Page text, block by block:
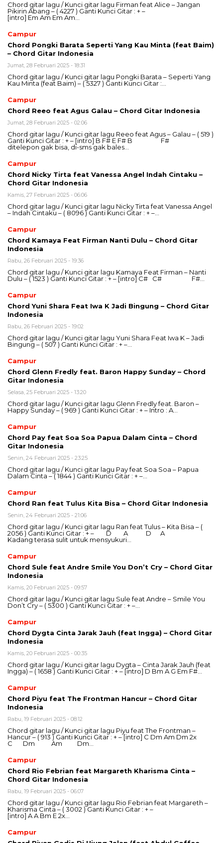
Chord gitar lagu / Kunci gitar lagu Firman feat Alice – Jangan
Pikirin Abang – ( 4227 ) Ganti Kunci Gitar : + –
[intro] Em Am Em Am…
Campur
Chord Pongki Barata Seperti Yang Kau Minta (feat Baim)
– Chord Gitar Indonesia
Jumat, 28 Februari 2025 - 18:31
Chord gitar lagu / Kunci gitar lagu Pongki Barata – Seperti Yang
Kau Minta (feat Baim) – ( 5327 ) Ganti Kunci Gitar :…
Campur
Chord Reeo feat Agus Galau – Chord Gitar Indonesia
Jumat, 28 Februari 2025 - 02:06
Chord gitar lagu / Kunci gitar lagu Reeo feat Agus – Galau – ( 519 )
Ganti Kunci Gitar : + – [intro] B F# E F# B F#
ditelepon gak bisa, di-sms gak bales…
Campur
Chord Nicky Tirta feat Vanessa Angel Indah Cintaku –
Chord Gitar Indonesia
Kamis, 27 Februari 2025 - 06:06
Chord gitar lagu / Kunci gitar lagu Nicky Tirta feat Vanessa Angel
– Indah Cintaku – ( 8096 ) Ganti Kunci Gitar : + –…
Campur
Chord Kamaya Feat Firman Nanti Dulu – Chord Gitar
Indonesia
Rabu, 26 Februari 2025 - 19:36
Chord gitar lagu / Kunci gitar lagu Kamaya Feat Firman – Nanti
Dulu – ( 1523 ) Ganti Kunci Gitar : + – [intro] C# C# F#…
Campur
Chord Yuni Shara Feat Iwa K Jadi Bingung – Chord Gitar
Indonesia
Rabu, 26 Februari 2025 - 19:02
Chord gitar lagu / Kunci gitar lagu Yuni Shara Feat Iwa K – Jadi
Bingung – ( 507 ) Ganti Kunci Gitar : + –…
Campur
Chord Glenn Fredly feat. Baron Happy Sunday – Chord
Gitar Indonesia
Selasa, 25 Februari 2025 - 13:20
Chord gitar lagu / Kunci gitar lagu Glenn Fredly feat. Baron –
Happy Sunday – ( 969 ) Ganti Kunci Gitar : + – Intro : A…
Campur
Chord Pay feat Soa Soa Papua Dalam Cinta – Chord
Gitar Indonesia
Senin, 24 Februari 2025 - 23:25
Chord gitar lagu / Kunci gitar lagu Pay feat Soa Soa – Papua
Dalam Cinta – ( 1844 ) Ganti Kunci Gitar : + –…
Campur
Chord Ran feat Tulus Kita Bisa – Chord Gitar Indonesia
Senin, 24 Februari 2025 - 21:06
Chord gitar lagu / Kunci gitar lagu Ran feat Tulus – Kita Bisa – (
2056 ) Ganti Kunci Gitar : + – D A D A
Kadang terasa sulit untuk mensyukuri…
Campur
Chord Sule feat Andre Smile You Don’t Cry – Chord Gitar
Indonesia
Kamis, 20 Februari 2025 - 09:57
Chord gitar lagu / Kunci gitar lagu Sule feat Andre – Smile You
Don’t Cry – ( 5300 ) Ganti Kunci Gitar : + –…
Campur
Chord Dygta Cinta Jarak Jauh (feat Ingga) – Chord Gitar
Indonesia
Kamis, 20 Februari 2025 - 00:35
Chord gitar lagu / Kunci gitar lagu Dygta – Cinta Jarak Jauh (feat
Ingga) – ( 1658 ) Ganti Kunci Gitar : + – [intro] D Bm A G Em F#…
Campur
Chord Piyu feat The Frontman Hancur – Chord Gitar
Indonesia
Rabu, 19 Februari 2025 - 08:12
Chord gitar lagu / Kunci gitar lagu Piyu feat The Frontman –
Hancur – ( 913 ) Ganti Kunci Gitar : + – [intro] C Dm Am Dm 2x
C Dm Am Dm…
Campur
Chord Rio Febrian feat Margareth Kharisma Cinta –
Chord Gitar Indonesia
Rabu, 19 Februari 2025 - 06:07
Chord gitar lagu / Kunci gitar lagu Rio Febrian feat Margareth –
Kharisma Cinta – ( 3002 ) Ganti Kunci Gitar : + –
[intro] A A Bm E 2x…
Campur